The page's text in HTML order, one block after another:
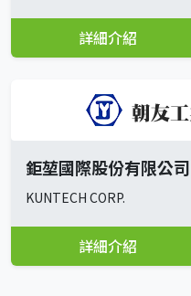
詳細介紹
鉅堃國際股份有限公司
KUNTECH CORP.
詳細介紹